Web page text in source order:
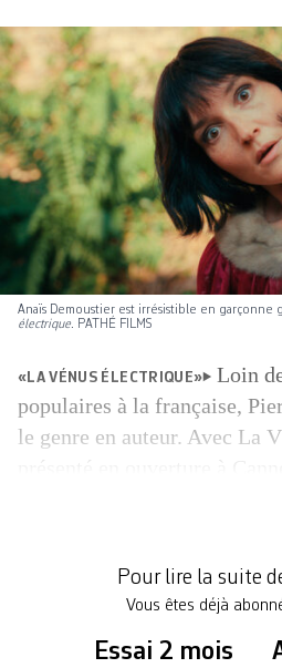
Anaïs Demoustier est irrésistible en garçonne
électrique. PATHÉ FILMS
«LA VÉNUS ÉLECTRIQUE»
Loin
populaires à la française,
le genre en auteur. Avec La
Paris de la Belle Epoque,
Pour lire la suite
Vous êtes déjà
Essai 2 mois